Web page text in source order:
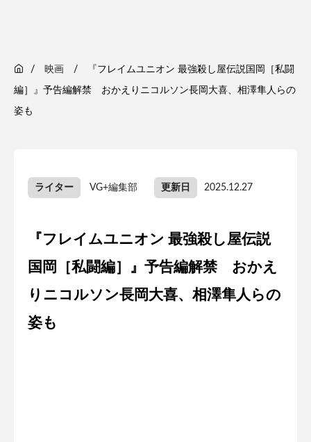
映画 『フレイムユニオン 最強殺し屋伝説国岡［私闘
編］』予告編解禁 おかえりニコルソン長岡大喜、相澤隼人らの
姿も
ライター VG+編集部 更新日 2025.12.27
『フレイムユニオン 最強殺し屋伝説
国岡［私闘編］』予告編解禁 おかえ
りニコルソン長岡大喜、相澤隼人らの
姿も